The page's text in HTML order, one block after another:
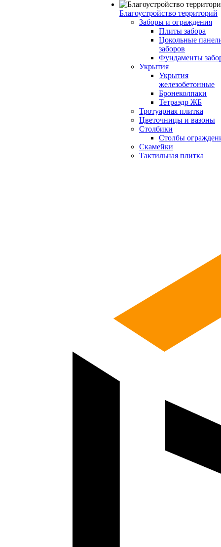
Благоустройство территорий
Заборы и ограждения
Плиты забора
Цокольные
заборов
Фундаменты
Укрытия
Укрытия
железобетонные
Бронеколпаки
Тетраэдр ЖБ
Тротуарная плитка
Цветочницы и вазоны
Столбики
Столбы
Скамейки
Тактильная плитка